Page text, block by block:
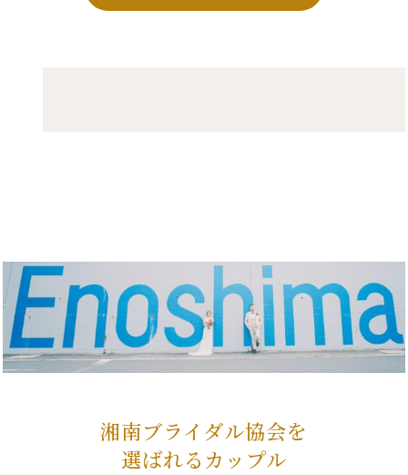
湘南ブライダル協会を
選ばれるカップル